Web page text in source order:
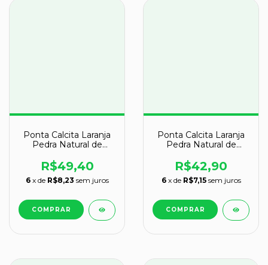
Ponta Calcita Laranja
Pedra Natural de
R$49,40
6 x de R$8,23 sem juros
Ponta Calcita Laranja
Pedra Natural de
R$42,90
6 x de R$7,15 sem juros